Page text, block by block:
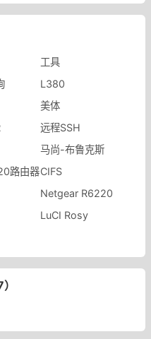
工具
L380
美体
远程SSH
马尚-布鲁克斯
路由器CIFS
Netgear R6220
LuCI Rosy